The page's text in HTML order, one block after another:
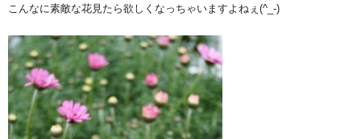
こんなに素敵な花見たら欲しくなっちゃいますよねぇ(^_-)